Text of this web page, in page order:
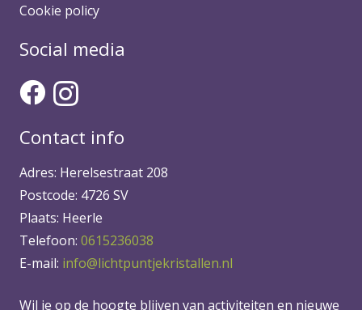
Cookie policy
Social media
Contact info
Adres: Herelsestraat 208
Postcode: 4726 SV
Plaats: Heerle
Telefoon: 0615236038
E-mail: info@lichtpuntjekristallen.nl
Wil je op de hoogte blijven van activiteiten en nieuwe